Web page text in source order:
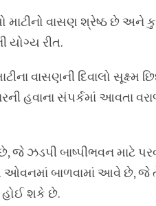
વાસણ શ્રેષ્ઠ છે અને
યોગ્ય રીત.
વાસણની દિવાલો સૂક્ષ્મ
હવાના સંપર્કમાં આવતા
છે, જે ઝડપી બાષ્પીભવન માટે
ઓવનમાં બાળવામાં આવે છે,
હોઈ શકે છે.